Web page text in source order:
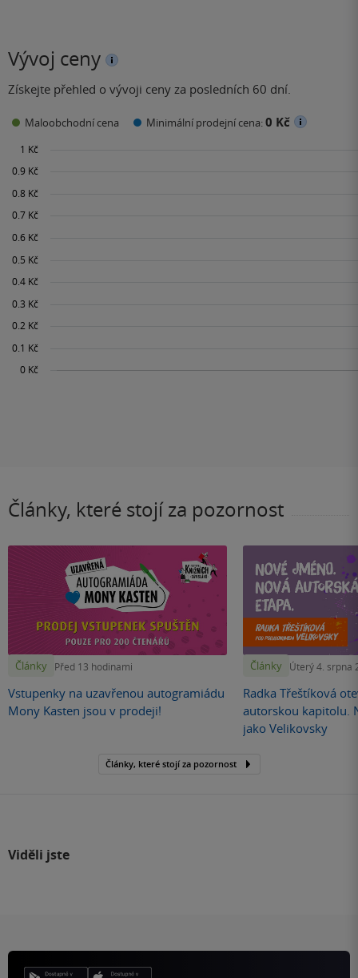
Vývoj ceny
Získejte přehled o vývoji ceny za posledních 60 dní.
Maloobchodní cena Minimální prodejní cena:0 Kč
Články, které stojí za pozornost
Články Před 13 hodinami
Vstupenky na uzavřenou autogramiádu
Mony Kasten jsou v prodeji!
Články Úterý 4. srpna
Radka Třeštíková
autorskou kapitolu.
jako Velikovsky
Články, které stojí za pozornost
Viděli jste